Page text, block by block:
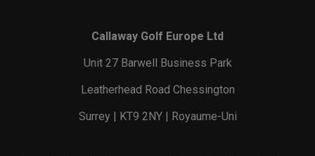
Callaway Golf Europe Ltd
Unit 27 Barwell Business Park
Leatherhead Road Chessington
Surrey | KT9 2NY | Royaume-Uni